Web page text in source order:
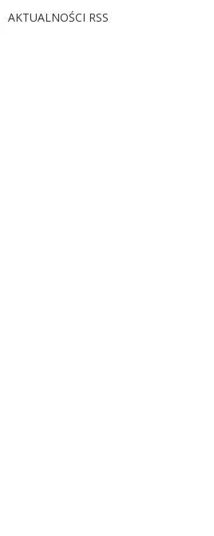
AKTUALNOŚCI RSS